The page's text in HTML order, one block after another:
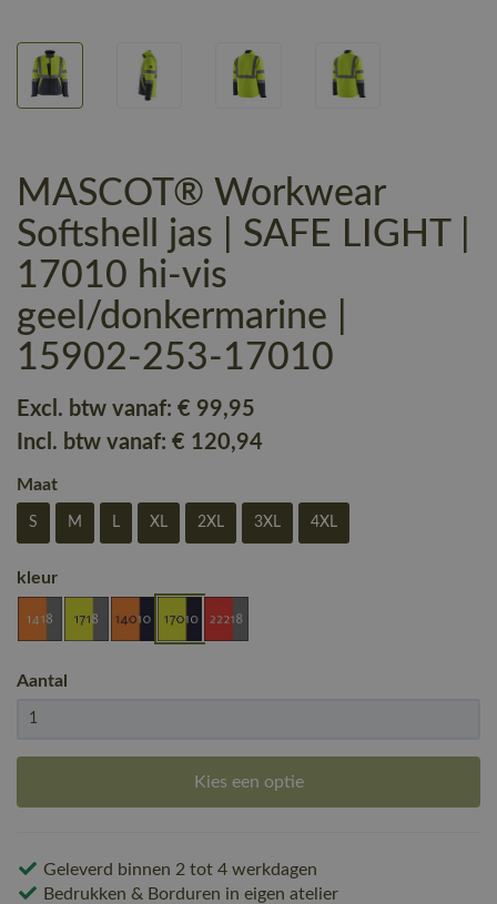
MASCOT® Workwear
Softshell jas | SAFE LIGHT |
17010 hi-vis
geel/donkermarine |
15902-253-17010
Excl. btw vanaf: € 99,95
Incl. btw vanaf: € 120,94
Maat
S M L XL 2XL 3XL 4XL
kleur
Aantal
Kies een optie
Geleverd binnen 2 tot 4 werkdagen
Bedrukken & Borduren in eigen atelier